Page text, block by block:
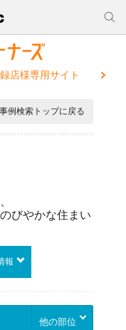
店様専用サイト
事例検索トップに戻る
びやかな住まい
報
他の部位